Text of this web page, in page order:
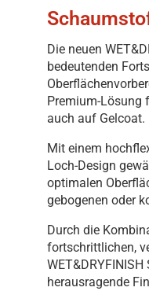
Die neuen
bedeutenden
Premium-Lösung
auch auf Gelcoat.
Mit einem
Loch-Design
optimalen
gebogenen oder
Durch die
fortschrittlichen,
herausragende